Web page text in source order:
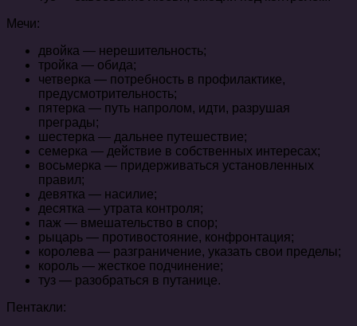
Мечи:
двойка — нерешительность;
тройка — обида;
четверка — потребность в профилактике,
предусмотрительность;
пятерка — путь напролом, идти, разрушая
преграды;
шестерка — дальнее путешествие;
семерка — действие в собственных интересах;
восьмерка — придерживаться установленных
правил;
девятка — насилие;
десятка — утрата контроля;
паж — вмешательство в спор;
рыцарь — противостояние, конфронтация;
королева — разграничение, указать свои пределы;
король — жесткое подчинение;
туз — разобраться в путанице.
Пентакли: